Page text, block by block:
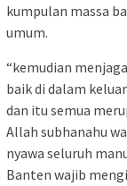
kumpulan massa
umum.
“kemudian
baik di dalam
dan itu semua
Allah subhanahu
nyawa seluruh
Banten wajib